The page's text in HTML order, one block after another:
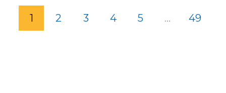
1 2 3 4 5 ... 49